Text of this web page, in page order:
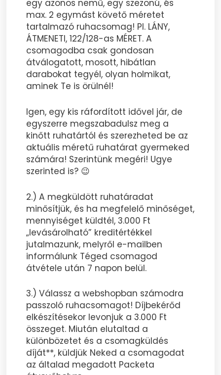
egy azonos nemű, egy szezonú, és
max. 2 egymást követő méretet
tartalmazó ruhacsomag! Pl. LÁNY,
ÁTMENETI, 122/128-as MÉRET. A
csomagodba csak gondosan
átválogatott, mosott, hibátlan
darabokat tegyél, olyan holmikat,
aminek Te is örülnél!
Igen, egy kis ráfordított idővel jár, de
egyszerre megszabadulsz meg a
kinőtt ruhatártól és szerezheted be az
aktuális méretű ruhatárat gyermeked
számára! Szerintünk megéri! Ugye
szerinted is? 😉
2.) A megküldött ruhatáradat
minősítjük, és ha megfelelő minőséget,
mennyiséget küldtél, 3.000 Ft
„levásárolható” kreditértékkel
jutalmazunk, melyről e-mailben
informálunk Téged csomagod
átvétele után 7 napon belül.
3.) Válassz a webshopban számodra
passzoló ruhacsomagot! Díjbekérőd
elkészítésekor levonjuk a 3.000 Ft
összeget. Miután elutaltad a
különbözetet és a csomagküldés
díját**, küldjük Neked a csomagodat
az általad megadott Packeta